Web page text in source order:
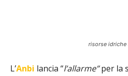
risorse idriche
L’Anbi lancia “l’allarme”per la